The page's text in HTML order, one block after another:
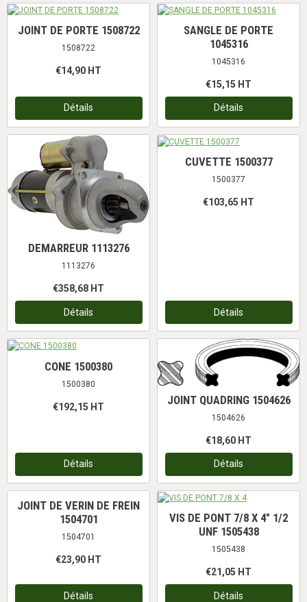
JOINT DE PORTE 1508722
1508722
€14,90 HT
Détails
SANGLE DE PORTE
1045316
1045316
€15,15 HT
Détails
DEMARREUR 1113276
1113276
€358,68 HT
Détails
CUVETTE 1500377
1500377
€103,65 HT
Détails
CONE 1500380
1500380
€192,15 HT
Détails
JOINT QUADRING 1504626
1504626
€18,60 HT
Détails
JOINT DE VERIN DE FREIN
1504701
1504701
€23,90 HT
Détails
VIS DE PONT 7/8 X 4" 1/2
UNF 1505438
1505438
€21,05 HT
Détails